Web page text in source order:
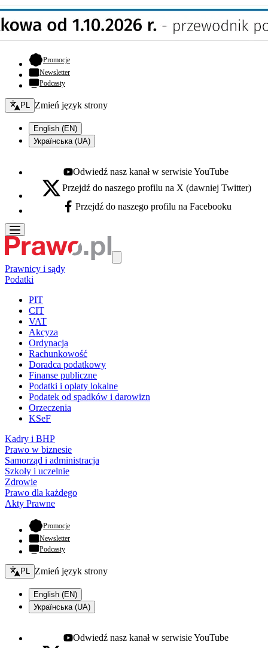
Promocje- otwiera się w nowej karcie
Newsletter
Podcasty
Zmień język - bieżący:
PL Zmień język strony
English (EN)
Українська (UA)
Youtube - otwiera się w nowej karcie
Odwiedź nasz kanał w serwisie YouTube
X - otwiera się w nowej karcie
Przejdź do naszego profilu na X (dawniej Twitter)
Facebook - otwiera się w nowej karcie
Przejdź do naszego profilu na Facebooku
Prawnicy i sądy
Podatki
PIT
CIT
VAT
Akcyza
Ordynacja
Rachunkowość
Doradca podatkowy
Finanse publiczne
Podatki i opłaty lokalne
Podatek od spadków i darowizn
Orzeczenia
KSeF
Kadry i BHP
Prawo w biznesie
Samorząd i administracja
Szkoły i uczelnie
Zdrowie
Prawo dla każdego
Akty Prawne
Promocje- otwiera się w nowej karcie
Newsletter
Podcasty
Zmień język - bieżący:
PL Zmień język strony
English (EN)
Українська (UA)
Youtube - otwiera się w nowej karcie
Odwiedź nasz kanał w serwisie YouTube